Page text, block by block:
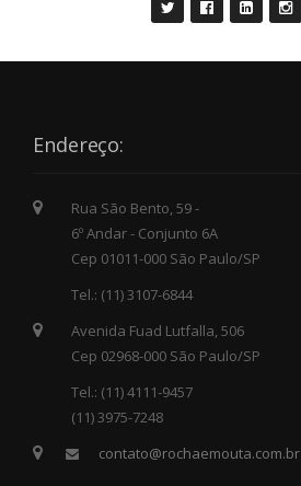
Endereço:
Rua São Bento, 59 -
6º Andar - Conjunto 6A
Cep 01011-000 São Paulo/SP
Tel.: (11) 3107-6844
Avenida Fuad Lutfalla, 506
Cep 02968-000 São Paulo/SP
Tel.: (11) 4111-9457
(11) 3975-7248
contato@rochaemouta.com.br